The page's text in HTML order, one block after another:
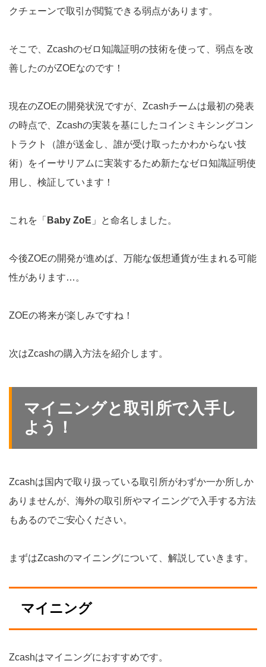
クチェーンで取引が閲覧できる弱点があります。
そこで、Zcashのゼロ知識証明の技術を使って、弱点を改
善したのがZOEなのです！
現在のZOEの開発状況ですが、Zcashチームは最初の発表
の時点で、Zcashの実装を基にしたコインミキシングコン
トラクト（誰が送金し、誰が受け取ったかわからない技
術）をイーサリアムに実装するため新たなゼロ知識証明使
用し、検証しています！
これを「 Baby ZoE 」と命名しました。
今後ZOEの開発が進めば、万能な仮想通貨が生まれる可能
性があります…。
ZOEの将来が楽しみですね！
次はZcashの購入方法を紹介します。
マイニングと取引所で入手し
よう！
Zcashは国内で取り扱っている取引所がわずか一か所しか
ありませんが、海外の取引所やマイニングで入手する方法
もあるのでご安心ください。
まずはZcashのマイニングについて、解説していきます。
マイニング
Zcashはマイニングにおすすめです。